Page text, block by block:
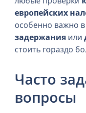
европейских
особенно важно в
задержания или
стоить гораздо
Часто
вопросы